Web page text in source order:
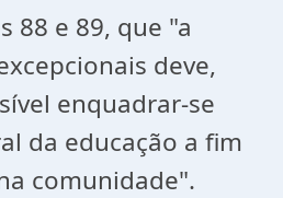
88 e 89, que "a
deve,
enquadrar-se
da educação a fim
comunidade".